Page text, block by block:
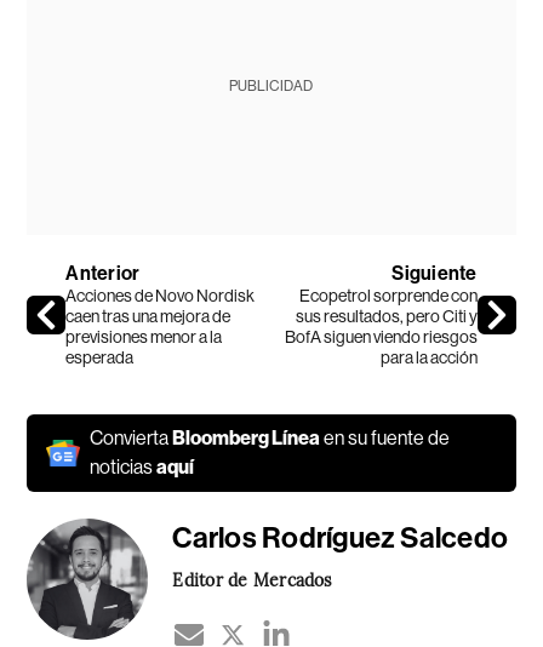
PUBLICIDAD
Anterior
Acciones de Novo Nordisk
caen tras una mejora de
previsiones menor a la
esperada
Siguiente
Ecopetrol sorprende con
sus resultados, pero Citi y
BofA siguen viendo riesgos
para la acción
ConviertaBloomberg Líneaen su fuente de
noticiasaquí
Carlos Rodríguez Salcedo
Editor de Mercados